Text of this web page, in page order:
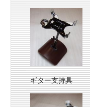
ギター支持具